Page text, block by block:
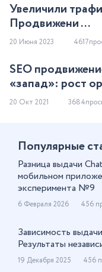
Увеличили
Продвижени ...
20 Июня 2023
SEO
«запад»: рост
20 Окт 2021
Популярные
Разница выдачи
мобильном
эксперимента №9
6 Февраля 2026 456
Зависимость
Результаты
19 Декабря 2025 456